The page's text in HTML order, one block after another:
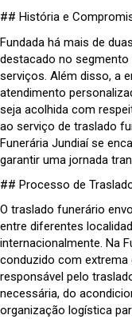
## História e
Fundada há mais de
destacado no
serviços. Além disso, a
atendimento
seja acolhida com
ao serviço de traslado
Funerária Jundiaí se
garantir uma jornada
## Processo de
O traslado funerário
entre diferentes
internacionalmente. Na
conduzido com extrema
responsável pelo
necessária, do
organização logística